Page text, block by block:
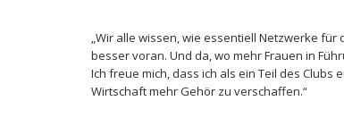
„Wir alle wissen, wie essentiell Netzwerke
besser voran. Und da, wo mehr Frauen in
Ich freue mich, dass ich als ein Teil des
Wirtschaft mehr Gehör zu verschaffen.“